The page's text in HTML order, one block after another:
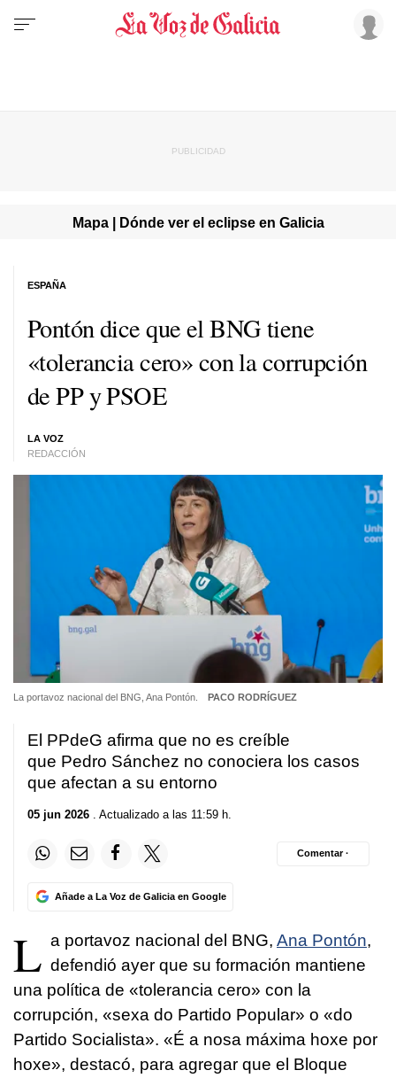
Mapa | Dónde ver el eclipse en Galicia
Pontón dice que el BNG tiene
«tolerancia cero» con la corrupción
de PP y PSOE
LA VOZ
REDACCIÓN
ESPAÑA
La portavoz nacional del BNG, Ana Pontón. PACO RODRÍGUEZ
El PPdeG afirma que no es creíble
que Pedro Sánchez no conociera los casos
que afectan a su entorno
05 jun 2026 . Actualizado a las 11:59 h.
Añade a La Voz de Galicia en Google
Comentar ·
L a portavoz nacional del BNG, Ana Pontón,
defendió ayer que su formación mantiene
una política de «tolerancia cero» con la
corrupción, «sexa do Partido Popular» o «do
Partido Socialista». «É a nosa máxima hoxe por
hoxe», destacó, para agregar que el Bloque